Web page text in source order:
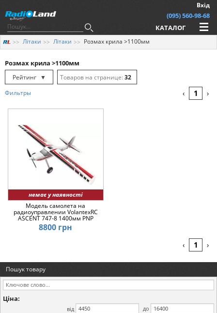
Вхід
(095) 560-98-68
КАТАЛОГ
Літаки Літаки Розмах крила >1100мм
Розмах крила >1100мм
Рейтинг
▼
Рейтинг
Ціна ▲
Ціна
▼
32
Фильтры ‹ 1 ›
немає у наявності
Модель самолета на
радиоуправлении VolantexRC
ASCENT 747-8 1400мм PNP
8800 грн
‹ 1 ›
Пошук товару
Ціна:
від до